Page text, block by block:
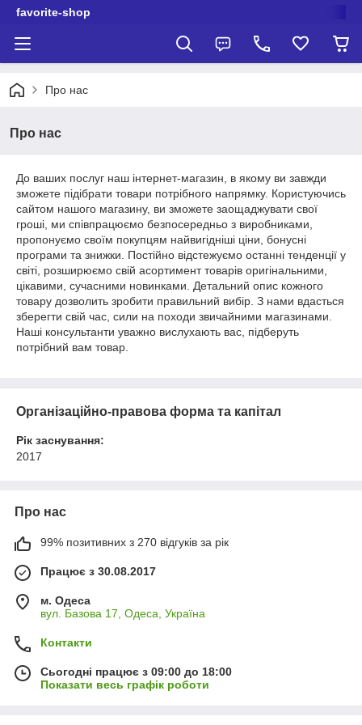
favorite-shop
Про нас
Про нас
До ваших послуг наш інтернет-магазин, в якому ви завжди
зможете підібрати товари потрібного напрямку. Користуючись
сайтом нашого магазину, ви зможете заощаджувати свої
гроші, ми співпрацюємо безпосередньо з виробниками,
пропонуємо своїм покупцям найвигідніші ціни, бонусні
програми та знижки. Постійно відстежуємо останні тенденції у
світі, розширюємо свій асортимент товарів оригінальними,
цікавими, сучасними новинками. Детальний опис кожного
товару дозволить зробити правильний вибір. З нами вдасться
зберегти свій час, сили на походи звичайними магазинами.
Наші консультанти уважно вислухають вас, підберуть
потрібний вам товар.
Організаційно-правова форма та капітал
Рік заснування:
2017
Про нас
99% позитивних з 270 відгуків за рік
Працює з 30.08.2017
м. Одеса
вул. Базова 17, Одеса, Україна
Контакти
Сьогодні працює з 09:00 до 18:00
Показати весь графік роботи